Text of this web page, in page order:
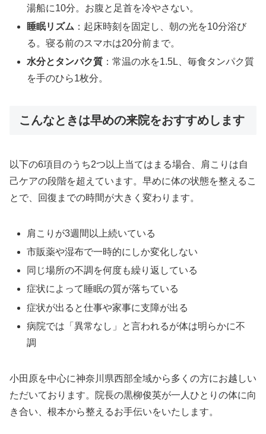
湯船に10分。お腹と足首を冷やさない。
睡眠リズム ：起床時刻を固定し、朝の光を10分浴び
る。寝る前のスマホは20分前まで。
水分とタンパク質 ：常温の水を1.5L、毎食タンパク質
を手のひら1枚分。
こんなときは早めの来院をおすすめします
以下の6項目のうち2つ以上当てはまる場合、肩こりは自
己ケアの段階を超えています。早めに体の状態を整えるこ
とで、回復までの時間が大きく変わります。
肩こりが3週間以上続いている
市販薬や湿布で一時的にしか変化しない
同じ場所の不調を何度も繰り返している
症状によって睡眠の質が落ちている
症状が出ると仕事や家事に支障が出る
病院では「異常なし」と言われるが体は明らかに不
調
小田原を中心に神奈川県西部全域から多くの方にお越しい
ただいております。院長の黒柳俊英が一人ひとりの体に向
き合い、根本から整えるお手伝いをいたします。